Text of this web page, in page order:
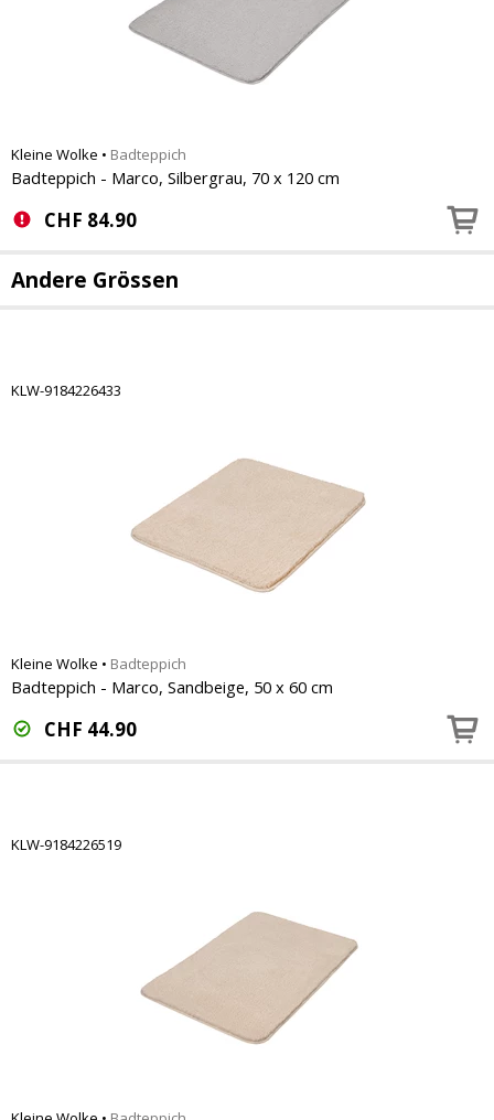
Kleine Wolke • Badteppich
Badteppich - Marco, Silbergrau, 70 x 120 cm
CHF 84.90
Andere Grössen
KLW-9184226433
Kleine Wolke • Badteppich
Badteppich - Marco, Sandbeige, 50 x 60 cm
CHF 44.90
KLW-9184226519